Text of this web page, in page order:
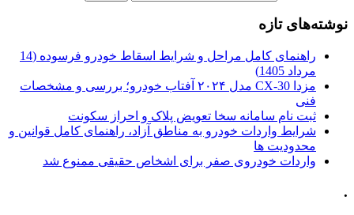
نوشته‌های تازه
راهنمای کامل مراحل و شرایط اسقاط خودرو فرسوده (14
مرداد 1405)
مزدا CX-30 مدل ۲۰۲۴ آفتاب خودرو؛ بررسی و مشخصات
فنی
ثبت نام سامانه سخا تعویض پلاک و احراز سکونت
شرایط واردات خودرو به مناطق آزاد، راهنمای کامل قوانین و
محدودیت ها
واردات خودروی صفر برای اشخاص حقیقی ممنوع شد
.